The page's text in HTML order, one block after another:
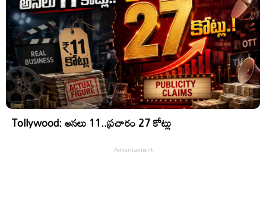
Tollywood: అసలు 11..ప్రచారం 27 కోట్లు